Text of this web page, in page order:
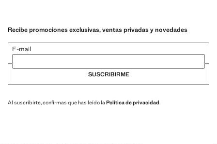
Recibe promociones exclusivas, ventas privadas y novedades
E-mail
SUSCRIBIRME
Al suscribirte, confirmas que has leído laPolítica de privacidad.